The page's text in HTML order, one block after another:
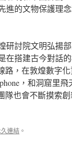
進的文物保護理
研討院文明弘揚
在搭建古今對話
路，在敦煌數字
，和洞窟里
隊也會不斷摸索
連結 。